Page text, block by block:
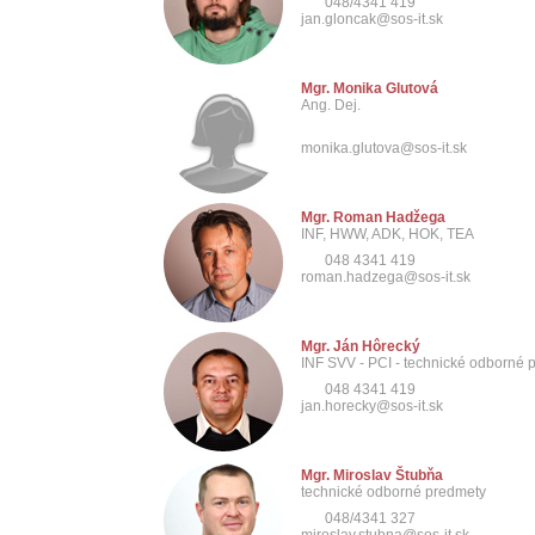
jan.gloncak@sos-it.sk
Mgr. Monika Glutová
Ang. Dej.
monika.glutova@sos-it.sk
Mgr. Roman Hadžega
INF, HWW, ADK, HOK, TEA
048 4341 419
roman.hadzega@sos-it.sk
Mgr. Ján Hôrecký
INF SVV - PCI - technické odborné
048 4341 419
jan.horecky@sos-it.sk
Mgr. Miroslav Štubňa
technické odborné predmety
048/4341 327